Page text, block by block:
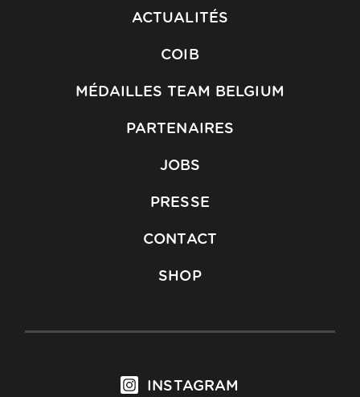
ACTUALITÉS
COIB
MÉDAILLES TEAM BELGIUM
PARTENAIRES
JOBS
PRESSE
CONTACT
SHOP
INSTAGRAM